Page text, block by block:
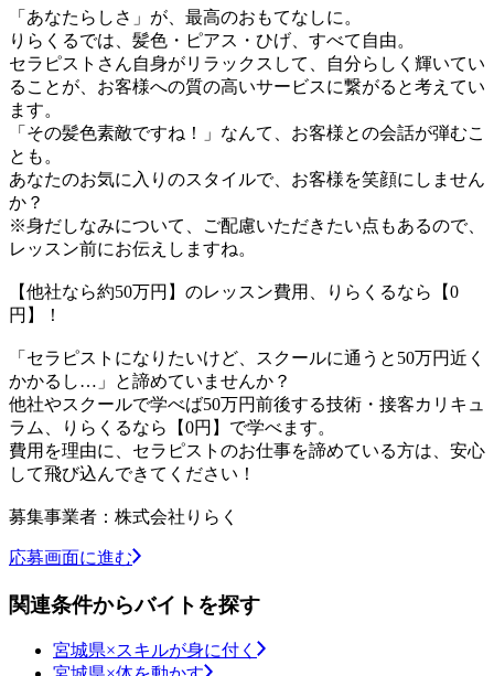
「あなたらしさ」が、最高のおもてなしに。
りらくるでは、髪色・ピアス・ひげ、すべて自由。
セラピストさん自身がリラックスして、自分らしく輝いてい
ることが、お客様への質の高いサービスに繋がると考えてい
ます。
「その髪色素敵ですね！」なんて、お客様との会話が弾むこ
とも。
あなたのお気に入りのスタイルで、お客様を笑顔にしません
か？
※身だしなみについて、ご配慮いただきたい点もあるので、
レッスン前にお伝えしますね。
【他社なら約50万円】のレッスン費用、りらくるなら【0
円】！
「セラピストになりたいけど、スクールに通うと50万円近く
かかるし…」と諦めていませんか？
他社やスクールで学べば50万円前後する技術・接客カリキュ
ラム、りらくるなら【0円】で学べます。
費用を理由に、セラピストのお仕事を諦めている方は、安心
して飛び込んできてください！
募集事業者：株式会社りらく
応募画面に進む
関連条件からバイトを探す
宮城県×スキルが身に付く